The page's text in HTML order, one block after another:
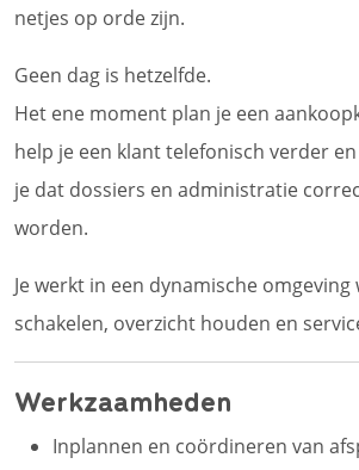
netjes op orde zijn.
Geen dag is hetzelfde.
Het ene moment plan je een
help je een klant telefonisch verder
je dat dossiers en administratie
worden.
Je werkt in een dynamische omgeving
schakelen, overzicht houden en
Werkzaamheden
Inplannen en coördineren van